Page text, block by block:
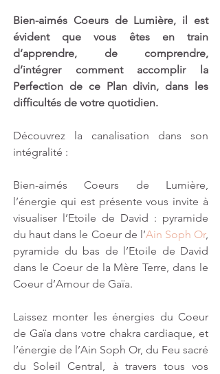
Bien-aimés Coeurs de Lumière, il est
évident que vous êtes en train
d’apprendre, de comprendre,
d’intégrer comment accomplir la
Perfection de ce Plan divin, dans les
difficultés de votre quotidien.
Découvrez la canalisation dans son
intégralité :
Bien-aimés Coeurs de Lumière,
l’énergie qui est présente vous invite à
visualiser l’Etoile de David : pyramide
du haut dans le Coeur de l’Ain Soph Or,
pyramide du bas de l’Etoile de David
dans le Coeur de la Mère Terre, dans le
Coeur d’Amour de Gaïa.
Laissez monter les énergies du Coeur
de Gaïa dans votre chakra cardiaque, et
l’énergie de l’Ain Soph Or, du Feu sacré
du Soleil Central, à travers tous vos